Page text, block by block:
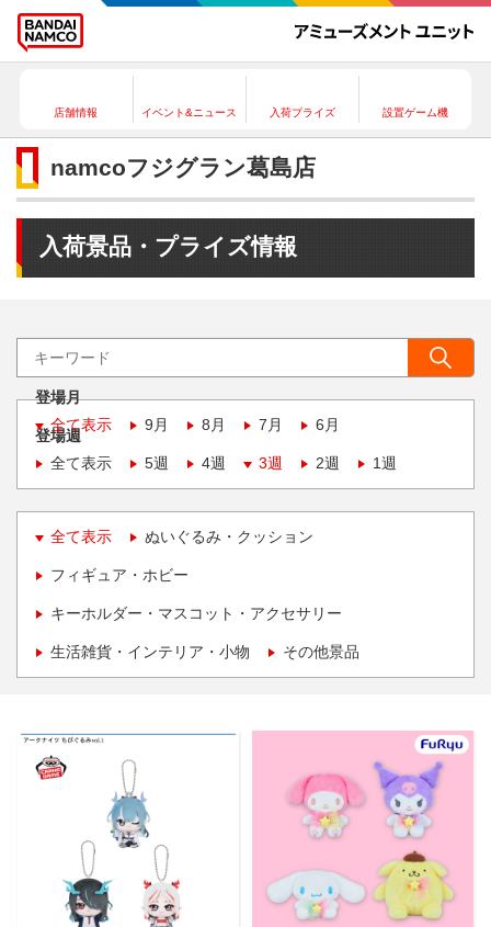
店舗情報 イベント&ニュース 入荷プライズ 設置ゲーム機
namcoフジグラン葛島店
入荷景品・プライズ情報
登場月
全て表示
9月 8月 7月 6月
登場週
全て表示
5週 4週 3週 2週 1週
全て表示 ぬいぐるみ・クッション
フィギュア・ホビー
キーホルダー・マスコット・アクセサリー
生活雑貨・インテリア・小物 その他景品